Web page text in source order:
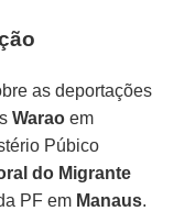
as deportações
Warao em
Púbico
do Migrante
PF em Manaus.